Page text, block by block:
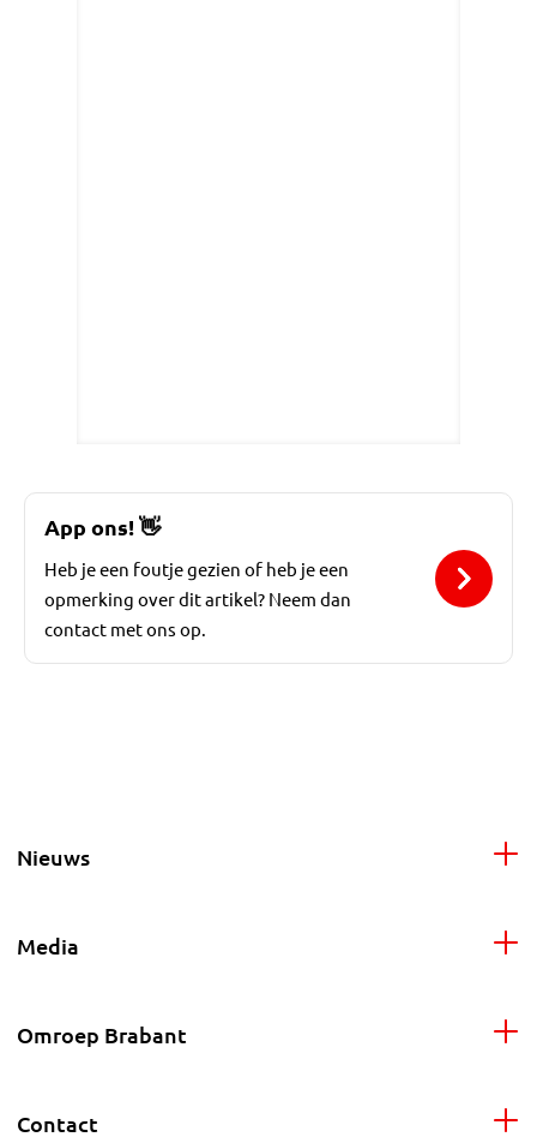
App ons!👋
Heb je een foutje gezien of heb je een
opmerking over dit artikel? Neem dan
contact met ons op.
Nieuws
Media
Omroep Brabant
Contact